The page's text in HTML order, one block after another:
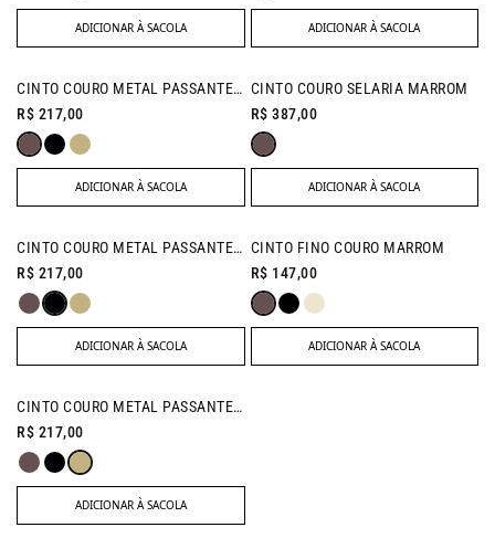
ADICIONAR À SACOLA ADICIONAR À SACOLA
CINTO COURO METAL PASSANTE MARROM
R$ 217,00
ADICIONAR À SACOLA
CINTO COURO SELARIA MARROM
R$ 387,00
ADICIONAR À SACOLA
CINTO COURO METAL PASSANTE PRETO
R$ 217,00
ADICIONAR À SACOLA
CINTO FINO COURO MARROM
R$ 147,00
ADICIONAR À SACOLA
CINTO COURO METAL PASSANTE AREIA
R$ 217,00
ADICIONAR À SACOLA